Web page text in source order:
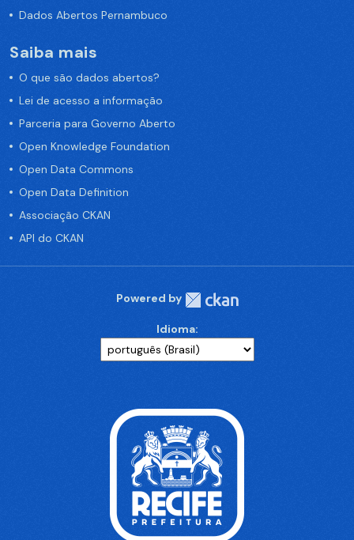
Dados Abertos Pernambuco
Saiba mais
O que são dados abertos?
Lei de acesso a informação
Parceria para Governo Aberto
Open Knowledge Foundation
Open Data Commons
Open Data Definition
Associação CKAN
API do CKAN
Powered by
Idioma